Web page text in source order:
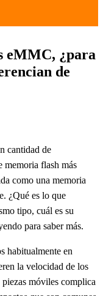
eMMC, ¿para
de
cantidad de
memoria flash más
como una memoria
¿Qué es lo que
tipo, cuál es su
para saber más.
habitualmente en
la velocidad de los
móviles complica